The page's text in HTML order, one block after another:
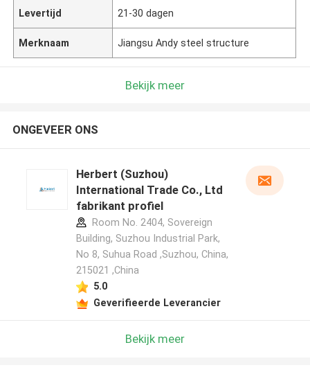
Levertijd 21-30 dagen
Merknaam Jiangsu Andy steel structure
Bekijk meer
ONGEVEER ONS
Herbert (Suzhou)
International Trade Co., Ltd
fabrikant profiel
Room No. 2404, Sovereign
Building, Suzhou Industrial Park,
No 8, Suhua Road ,Suzhou, China,
215021 ,China
5.0
Geverifieerde Leverancier
Bekijk meer